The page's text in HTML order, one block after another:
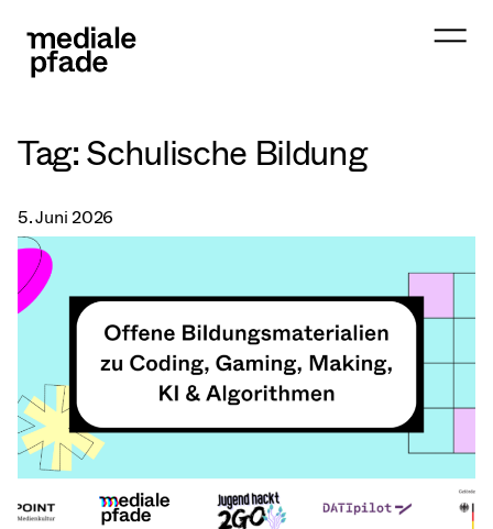
Tag:Schulische Bildung
5. Juni 2026